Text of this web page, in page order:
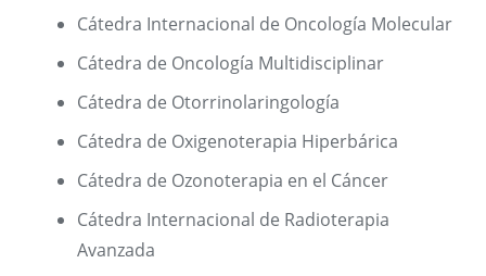
Cátedra Internacional de Oncología Molecular
Cátedra de Oncología Multidisciplinar
Cátedra de Otorrinolaringología
Cátedra de Oxigenoterapia Hiperbárica
Cátedra de Ozonoterapia en el Cáncer
Cátedra Internacional de Radioterapia
Avanzada